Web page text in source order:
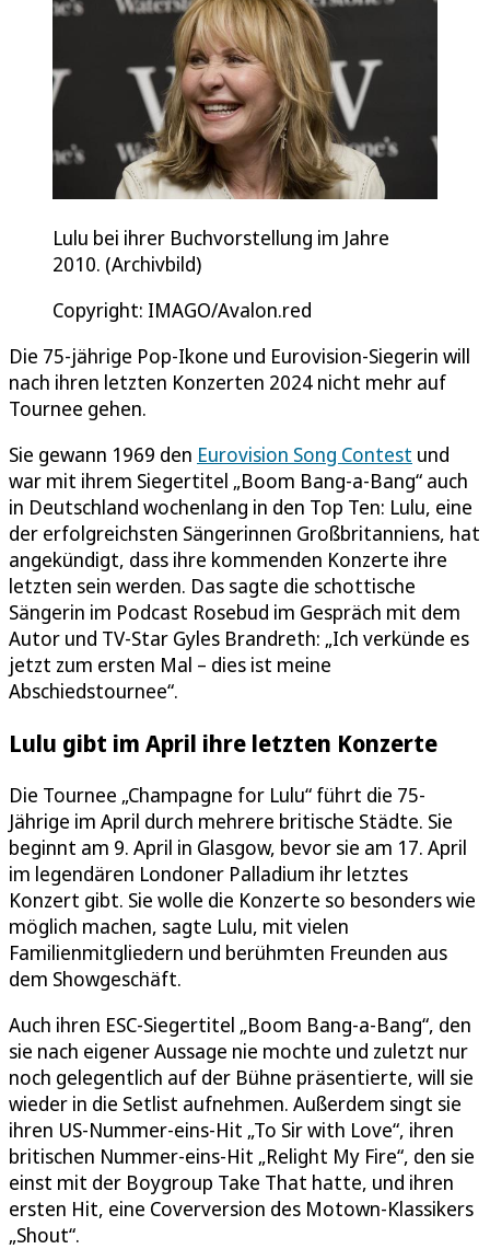
Lulu bei ihrer Buchvorstellung im Jahre
2010. (Archivbild)
Copyright: IMAGO/Avalon.red
Die 75-jährige Pop-Ikone und Eurovision-Siegerin will
nach ihren letzten Konzerten 2024 nicht mehr auf
Tournee gehen.
Sie gewann 1969 den Eurovision Song Contest und
war mit ihrem Siegertitel „Boom Bang-a-Bang“ auch
in Deutschland wochenlang in den Top Ten: Lulu, eine
der erfolgreichsten Sängerinnen Großbritanniens, hat
angekündigt, dass ihre kommenden Konzerte ihre
letzten sein werden. Das sagte die schottische
Sängerin im Podcast Rosebud im Gespräch mit dem
Autor und TV-Star Gyles Brandreth: „Ich verkünde es
jetzt zum ersten Mal – dies ist meine
Abschiedstournee“.
Lulu gibt im April ihre letzten Konzerte
Die Tournee „Champagne for Lulu“ führt die 75-
Jährige im April durch mehrere britische Städte. Sie
beginnt am 9. April in Glasgow, bevor sie am 17. April
im legendären Londoner Palladium ihr letztes
Konzert gibt. Sie wolle die Konzerte so besonders wie
möglich machen, sagte Lulu, mit vielen
Familienmitgliedern und berühmten Freunden aus
dem Showgeschäft.
Auch ihren ESC-Siegertitel „Boom Bang-a-Bang“, den
sie nach eigener Aussage nie mochte und zuletzt nur
noch gelegentlich auf der Bühne präsentierte, will sie
wieder in die Setlist aufnehmen. Außerdem singt sie
ihren US-Nummer-eins-Hit „To Sir with Love“, ihren
britischen Nummer-eins-Hit „Relight My Fire“, den sie
einst mit der Boygroup Take That hatte, und ihren
ersten Hit, eine Coverversion des Motown-Klassikers
„Shout“.